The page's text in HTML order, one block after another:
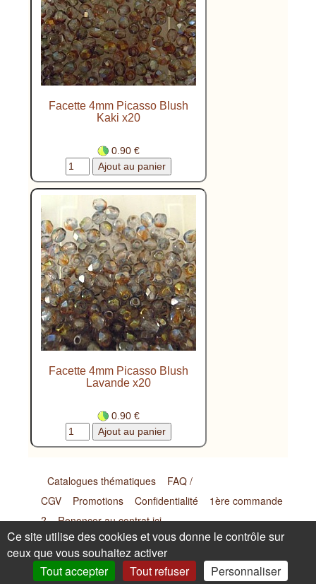
Facette 4mm Picasso Blush
Kaki x20
0.90 €
Facette 4mm Picasso Blush
Lavande x20
0.90 €
Catalogues thématiques
FAQ /
CGV
Promotions Confidentialité
1ère commande
?
Renoncer au contrat ici
Laurence Goasdoué - Artisan - 169 Impasse de Malgras -
26170 Buis les Baronnies (France) Tel : 09.72.62.08.29
Ce site utilise des cookies et vous donne le contrôle sur
ceux que vous souhaitez activer
Tout accepter
Tout refuser Personnaliser